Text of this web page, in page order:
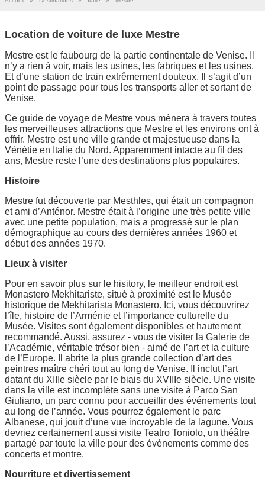
Location de voiture de luxe Mestre
Mestre est le faubourg de la partie continentale de Venise. Il
n’y a rien à voir, mais les usines, les fabriques et les usines.
Et d’une station de train extrêmement douteux. Il s’agit d’un
point de passage pour tous les transports aller et sortant de
Venise.
Ce guide de voyage de Mestre vous mènera à travers toutes
les merveilleuses attractions que Mestre et les environs ont à
offrir. Mestre est une ville grande et majestueuse dans la
Vénétie en Italie du Nord. Apparemment intacte au fil des
ans, Mestre reste l’une des destinations plus populaires.
Histoire
Mestre fut découverte par Mesthles, qui était un compagnon
et ami d’Anténor. Mestre était à l’origine une très petite ville
avec une petite population, mais a progressé sur le plan
démographique au cours des dernières années 1960 et
début des années 1970.
Lieux à visiter
Pour en savoir plus sur le hisitory, le meilleur endroit est
Monastero Mekhitariste, situé à proximité est le Musée
historique de Mekhitarista Monastero. Ici, vous découvrirez
l’île, histoire de l’Arménie et l’importance culturelle du
Musée. Visites sont également disponibles et hautement
recommandé. Aussi, assurez - vous de visiter la Galerie de
l’Académie, véritable trésor bien - aimé de l’art et la culture
de l’Europe. Il abrite la plus grande collection d’art des
peintres maître chéri tout au long de Venise. Il inclut l’art
datant du XIIIe siècle par le biais du XVIIIe siècle. Une visite
dans la ville est incomplète sans une visite à Parco San
Giuliano, un parc connu pour accueillir des événements tout
au long de l’année. Vous pourrez également le parc
Albanese, qui jouit d’une vue incroyable de la lagune. Vous
devriez certainement aussi visite Teatro Toniolo, un théâtre
partagé par toute la ville pour des événements comme des
concerts et montre.
Nourriture et divertissement